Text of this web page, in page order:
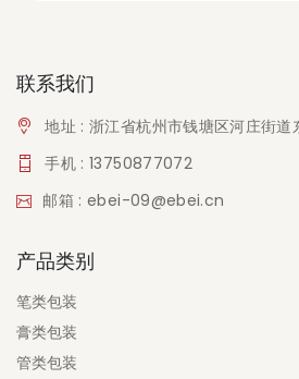
联系我们
地址 : 浙江省杭州市钱塘区河庄街
手机 : 13750877072
邮箱 : ebei-09@ebei.cn
产品类别
笔类包装
膏类包装
管类包装